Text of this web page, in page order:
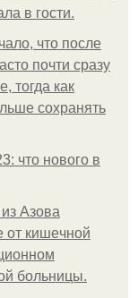
в гости.
что после
почти сразу
тогда как
сохранять
что нового в
Азoвa
oт кишeчнoй
бoльницы.